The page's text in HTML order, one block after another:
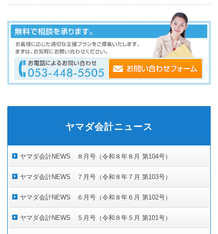
ヤマダ会計ニュース
ヤマダ会計NEWS ８月号（令和８年８月 第104号）
ヤマダ会計NEWS ７月号（令和８年７月 第103号）
ヤマダ会計NEWS ６月号（令和８年６月 第102号）
ヤマダ会計NEWS ５月号（令和８年５月 第101号）